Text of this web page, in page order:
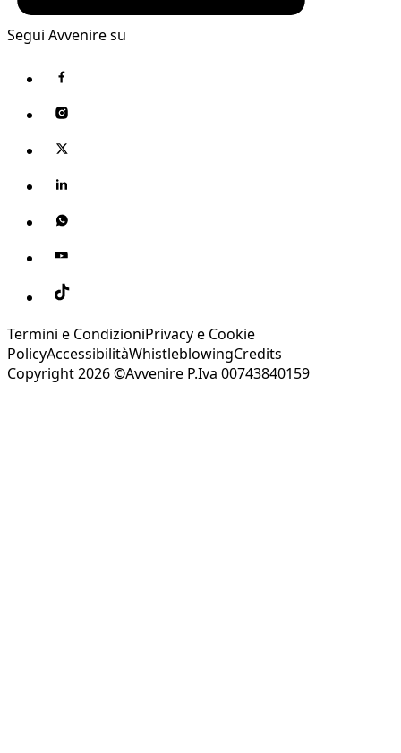
Segui Avvenire su
Termini e CondizioniPrivacy e Cookie
PolicyAccessibilitàWhistleblowingCredits
Copyright 2026 ©Avvenire P.Iva 00743840159